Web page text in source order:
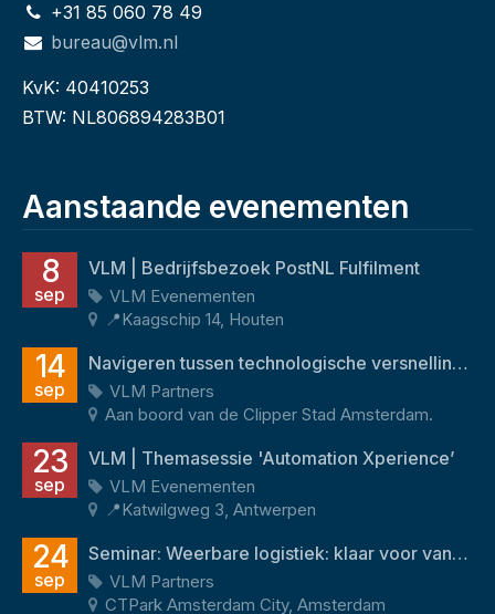
+31 85 060 78 49
bureau@vlm.nl
KvK: 40410253
BTW: NL806894283B01
Aanstaande evenementen
8
sep
VLM | Bedrijfsbezoek PostNL Fulfilment
VLM Evenementen
📍Kaagschip 14, Houten
14
sep
Navigeren tussen technologische versnelling en menselijk potentieel
VLM Partners
Aan boord van de Clipper Stad Amsterdam.
23
sep
VLM | Themasessie 'Automation Xperience’
VLM Evenementen
📍Katwilgweg 3, Antwerpen
24
sep
Seminar: Weerbare logistiek: klaar voor vandaag én morgen
VLM Partners
CTPark Amsterdam City, Amsterdam